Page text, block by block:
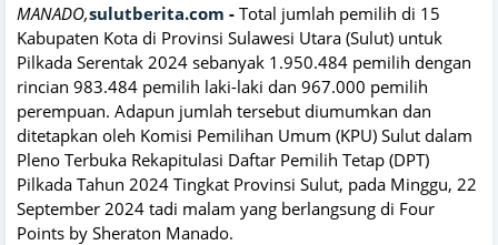
MANADO,sulutberita.com - Total jumlah pemilih di 15
Kabupaten Kota di Provinsi Sulawesi Utara (Sulut) untuk
Pilkada Serentak 2024 sebanyak 1.950.484 pemilih dengan
rincian 983.484 pemilih laki-laki dan 967.000 pemilih
perempuan. Adapun jumlah tersebut diumumkan dan
ditetapkan oleh Komisi Pemilihan Umum (KPU) Sulut dalam
Pleno Terbuka Rekapitulasi Daftar Pemilih Tetap (DPT)
Pilkada Tahun 2024 Tingkat Provinsi Sulut, pada Minggu, 22
September 2024 tadi malam yang berlangsung di Four
Points by Sheraton Manado.